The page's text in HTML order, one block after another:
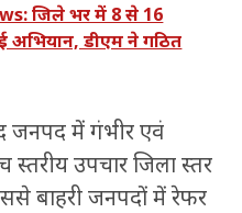
जिले भर में 8 से 16
डीएम ने गठित
जनपद में गंभीर एवं
स्तरीय उपचार जिला स्तर
बाहरी जनपदों में रेफर